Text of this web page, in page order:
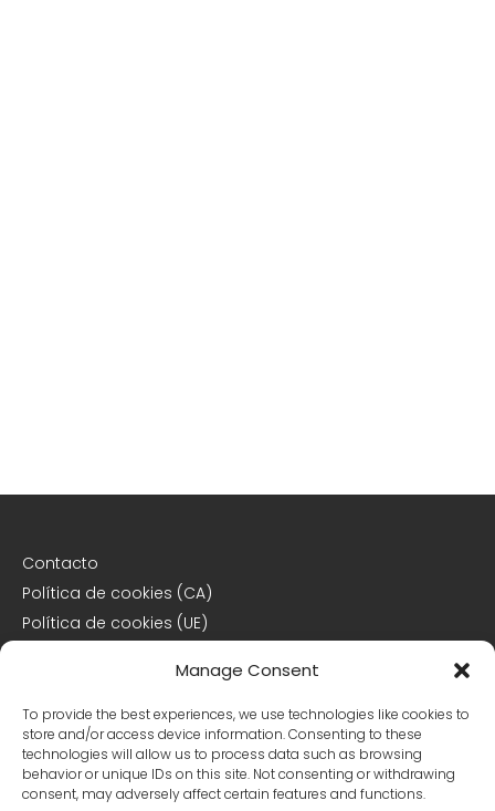
Manage Consent
To provide the best experiences, we use technologies like cookies to
store and/or access device information. Consenting to these
technologies will allow us to process data such as browsing
behavior or unique IDs on this site. Not consenting or withdrawing
consent, may adversely affect certain features and functions.
Contacto
Política de cookies (CA)
Política de cookies (UE)
Declaración de privacidad
Declaración de privacidad (CA)
Declaración de privacidad (UE)